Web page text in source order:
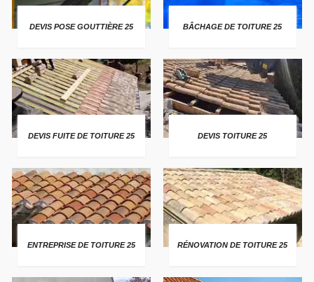
DEVIS POSE GOUTTIÈRE 25 BÂCHAGE DE TOITURE 25
DEVIS FUITE DE TOITURE 25 DEVIS TOITURE 25
ENTREPRISE DE TOITURE 25 RÉNOVATION DE TOITURE 25